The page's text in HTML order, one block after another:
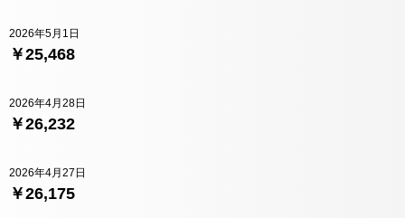
￥25,468
2026年5月1日
￥26,232
2026年4月28日
￥26,175
2026年4月27日